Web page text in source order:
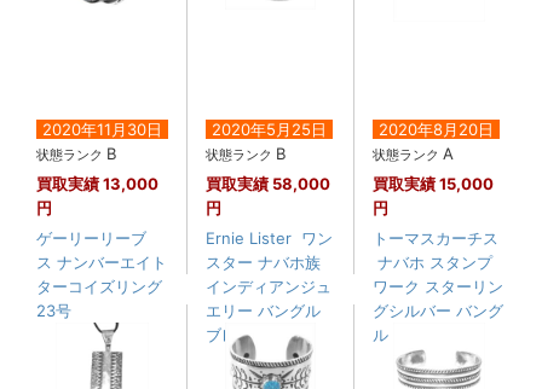
2020年11月30日
状態ランク B
買取実績13,000
円
ゲーリーリーブ
ス ナンバーエイト
ターコイズリング
23号
2020年5月25日
状態ランク B
買取実績 58,000
円
Ernie Lister ワン
スター ナバホ族
インディアンジュ
エリー バングル
ブレ....
2020年8月20日
状態ランクA
買取実績15,000
円
トーマスカーチス
ナバホ スタンプ
ワーク スターリン
グシルバー バング
ル